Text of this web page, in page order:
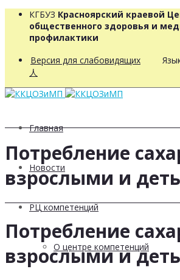
КГБУЗ Красноярский краевой
общественного здоровья и
профилактики
Версия для слабовидящих
人
Главная
Новости
РЦ компетенций
О центре компетенций
Потребление
взрослыми и
Потребление
взрослыми и